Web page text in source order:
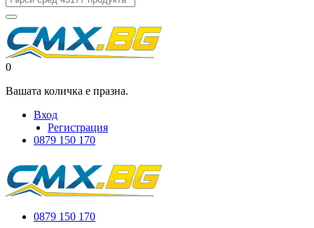
0
Вашата количка е празна.
Вход
Регистрация
0879 150 170
0879 150 170